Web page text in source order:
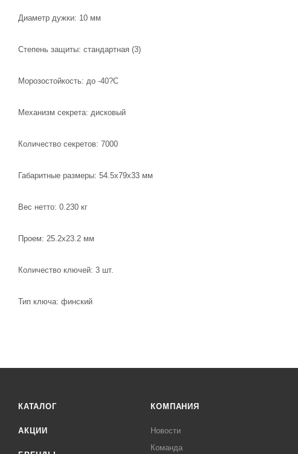
Диаметр дужки: 10 мм
Степень защиты: стандартная (3)
Морозостойкость: до -40?C
Механизм секрета: дисковый
Количество секретов: 7000
Габаритные размеры: 54.5х79х33 мм
Вес нетто: 0.230 кг
Проем: 25.2х23.2 мм
Количество ключей: 3 шт.
Тип ключа: финский
КАТАЛОГ
АКЦИИ
КОМПАНИЯ
Новости
Команда